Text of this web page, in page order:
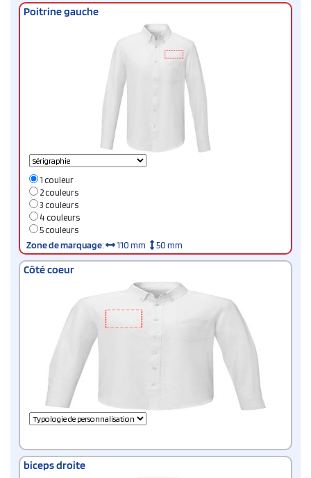
Poitrine gauche
1 couleur
2 couleurs
3 couleurs
4 couleurs
5 couleurs
Zone de marquage: 110 mm 50 mm
Côté coeur
biceps droite